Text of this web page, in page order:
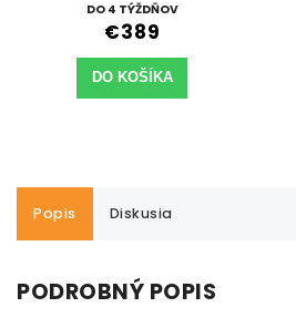
DO 4 TÝŽDŇOV
€389
DO KOŠÍKA
Popis Diskusia
PODROBNÝ POPIS